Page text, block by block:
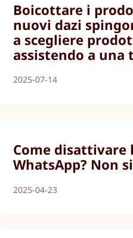
Boicottare i
nuovi dazi
a scegliere
assistendo a una
2025-07-14
Come disattivare
WhatsApp? Non
2025-04-23